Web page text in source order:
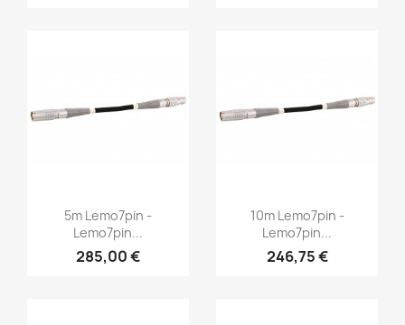
Vorschau
5m Lemo7pin -
Lemo7pin...
285,00 €
Vorschau
10m Lemo7pin -
Lemo7pin...
246,75 €